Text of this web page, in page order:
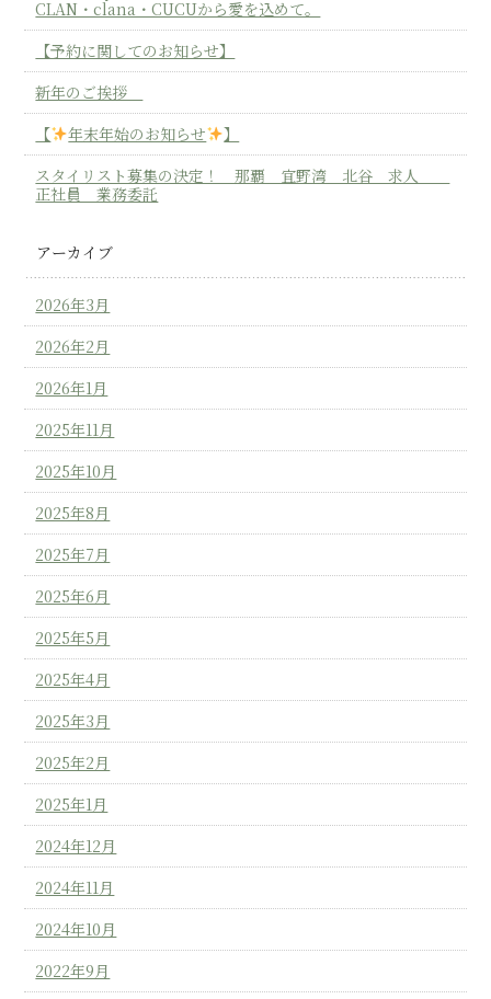
CLAN・clana・CUCUから愛を込めて。
【予約に関してのお知らせ】
新年のご挨拶
【
年末年始のお知らせ
】
スタイリスト募集の決定！ 那覇 宜野湾 北谷 求人
正社員 業務委託
アーカイブ
2026年3月
2026年2月
2026年1月
2025年11月
2025年10月
2025年8月
2025年7月
2025年6月
2025年5月
2025年4月
2025年3月
2025年2月
2025年1月
2024年12月
2024年11月
2024年10月
2022年9月